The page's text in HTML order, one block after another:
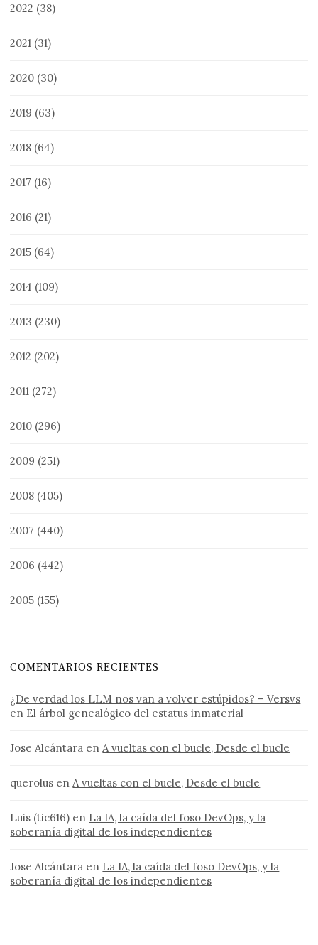
2022 (38)
2021 (31)
2020 (30)
2019 (63)
2018 (64)
2017 (16)
2016 (21)
2015 (64)
2014 (109)
2013 (230)
2012 (202)
2011 (272)
2010 (296)
2009 (251)
2008 (405)
2007 (440)
2006 (442)
2005 (155)
COMENTARIOS RECIENTES
¿De verdad los LLM nos van a volver estúpidos? – Versvs
en El árbol genealógico del estatus inmaterial
Jose Alcántara en A vueltas con el bucle, Desde el bucle
querolus en A vueltas con el bucle, Desde el bucle
Luis (tic616) en La IA, la caída del foso DevOps, y la
soberanía digital de los independientes
Jose Alcántara en La IA, la caída del foso DevOps, y la
soberanía digital de los independientes